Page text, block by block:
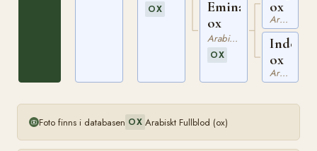
OX
Eminach
ox
Arabiskt Fullblod
OX
ox
Arabiskt Fullblod
ox
Arabiskt Fullblod
Foto finns i databasen OX Arabiskt Fullblod (ox)